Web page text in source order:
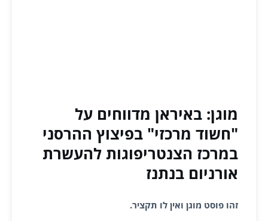
מוגן: באיראן מדווחים על
"חשוד מרכזי" בפיצוץ ההרסני
במרכז הצנטריפוגות להעשרת
אורניום בנתנז
זהו פוסט מוגן ואין לו תקציר.